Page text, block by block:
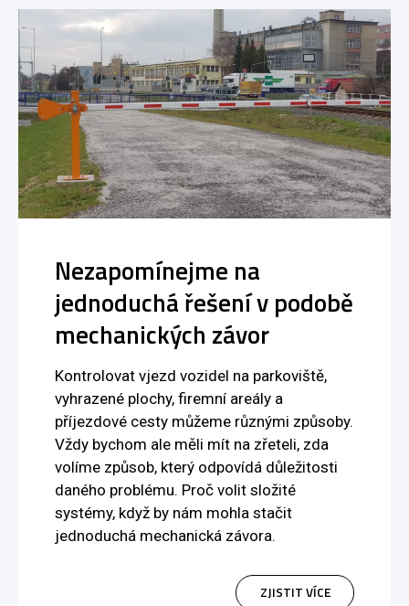
Nezapomínejme na
jednoduchá řešení v podobě
mechanických závor
Kontrolovat vjezd vozidel na parkoviště,
vyhrazené plochy, firemní areály a
příjezdové cesty můžeme různými způsoby.
Vždy bychom ale měli mít na zřeteli, zda
volíme způsob, který odpovídá důležitosti
daného problému. Proč volit složité
systémy, když by nám mohla stačit
jednoduchá mechanická závora.
ZJISTIT VÍCE